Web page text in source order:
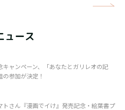
ュース
ャンペーン、「あなたとガリレオの記
参加が決定！
トさん『漫画でイけ』発売記念・絵葉書プ